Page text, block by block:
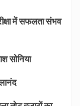
में सफलता संभव
सोनिया